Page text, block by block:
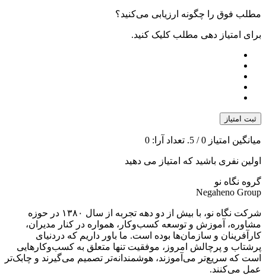
مطلب فوق را چگونه ارزیابی می‌کنید؟
برای امتیاز دهی مطلب کلیک کنید.
ثبت امتیاز
میانگین امتیاز 0/ 5. تعداد آرا: 0
اولین نفری باشید که امتیاز می دهید
گروه نگاه نو
Negaheno Group
شرکت نگاه نو، با بیش از دو دهه تجربه از سال ۱۳۸۰ در حوزه
مشاوره، آموزش و توسعه کسب‌وکار، همواره در کنار مدیران،
کارآفرینان و سازمان‌ها بوده است. ما باور داریم که دردنیای
پرشتاب و پرچالش امروز، موفقیت تنها متعلق به کسب‌وکارهایی
است که سریع‌تر می‌آموزند، هوشمندانه‌تر تصمیم می‌گیرند و چابک‌تر
عمل می‌کنند.